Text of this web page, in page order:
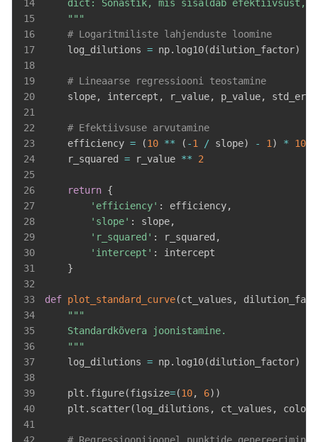
14
15
    """
16
# Logaritmiliste lahjenduste loomine
17
    log_dilutions
= np. log10(dilution_factor)
18
19
# Lineaarse regressiooni teostamine
20
    slope
, intercept , r_value, p_value, std_err
21
22
# Efektiivsuse arvutamine
23
    efficiency
= (10 ** ( -1 / slope) - 1 ) *
100
24
    r_squared
= r_value **
2
25
26
return {
27
'efficiency' : efficiency,
28
'slope' : slope,
29
'r_squared' : r_squared ,
30
'intercept' :
31
}
32
33
def plot_standard_curve(ct_values ,
34
35
36
    """
37
    log_dilutions
= np. log10(dilution_factor)
38
39
    plt
. figure(figsize=(10, 6) )
40
    plt
. scatter(log_dilutions , ct_values , color
41